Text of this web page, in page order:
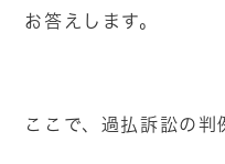
お答えします。
ここで、過払訴訟の判